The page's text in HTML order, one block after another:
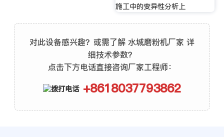
施工中的变异性分析上
对此设备感兴趣？或需了解 水城磨粉机厂家 详
细技术参数？
点击下方电话直接咨询厂家工程师：
+8618037793862